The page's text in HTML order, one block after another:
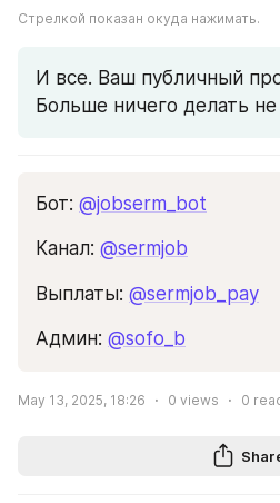
Стрелкой показан окуда нажимать.
И все. Ваш публичный
Больше ничего делать
Бот: @jobserm_bot
Канал: @sermjob
Выплаты: @sermjob_pay
Админ: @sofo_b
May 13, 2025, 18:26 0 views 0